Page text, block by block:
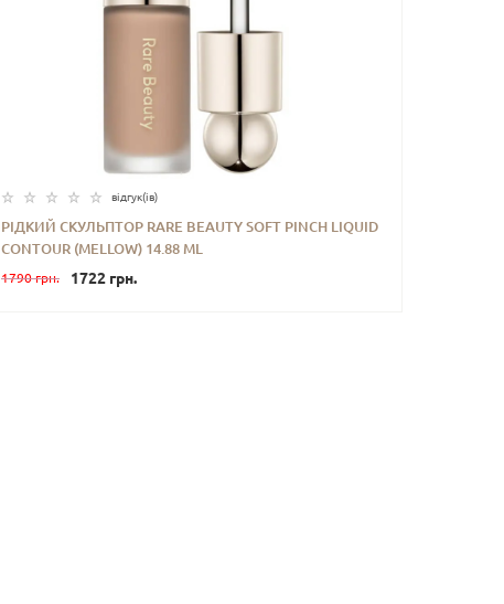
відгук(iв)
РІДКИЙ СКУЛЬПТОР RARE BEAUTY SOFT PINCH LIQUID
CONTOUR (MELLOW) 14.88 ML
1790 грн. 1722 грн.